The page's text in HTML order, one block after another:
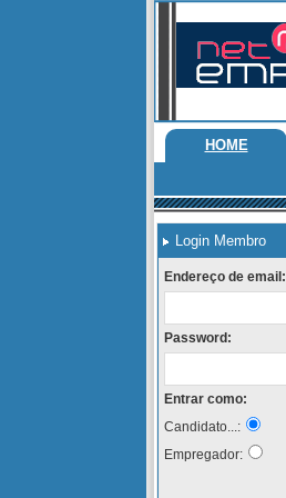
HOME
Login Membro
Endereço de email:
Password:
Entrar como:
Candidato...:
Empregador: